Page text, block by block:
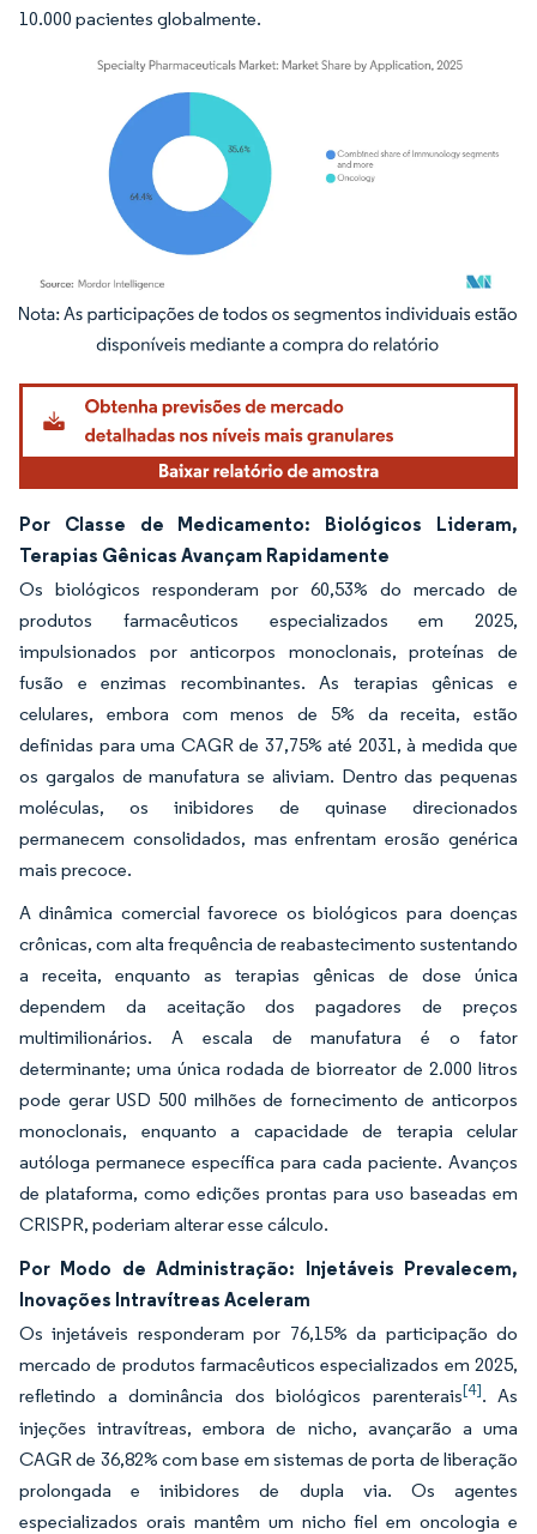
10.000 pacientes globalmente.
Imagem © Mordor Intelligence. O reuso requer atribuição conforme CC BY 4.0.
Por Classe de Medicamento: Biológicos Lideram,
Terapias Gênicas Avançam Rapidamente
Os biológicos responderam por 60,53% do mercado de
produtos farmacêuticos especializados em 2025,
impulsionados por anticorpos monoclonais, proteínas de
fusão e enzimas recombinantes. As terapias gênicas e
celulares, embora com menos de 5% da receita, estão
definidas para uma CAGR de 37,75% até 2031, à medida que
os gargalos de manufatura se aliviam. Dentro das pequenas
moléculas, os inibidores de quinase direcionados
permanecem consolidados, mas enfrentam erosão genérica
mais precoce.
A dinâmica comercial favorece os biológicos para doenças
crônicas, com alta frequência de reabastecimento sustentando
a receita, enquanto as terapias gênicas de dose única
dependem da aceitação dos pagadores de preços
multimilionários. A escala de manufatura é o fator
determinante; uma única rodada de biorreator de 2.000 litros
pode gerar USD 500 milhões de fornecimento de anticorpos
monoclonais, enquanto a capacidade de terapia celular
autóloga permanece específica para cada paciente. Avanços
de plataforma, como edições prontas para uso baseadas em
CRISPR, poderiam alterar esse cálculo.
Por Modo de Administração: Injetáveis Prevalecem,
Inovações Intravítreas Aceleram
Os injetáveis responderam por 76,15% da participação do
mercado de produtos farmacêuticos especializados em 2025,
refletindo a dominância dos biológicos parenterais[4]. As
injeções intravítreas, embora de nicho, avançarão a uma
CAGR de 36,82% com base em sistemas de porta de liberação
prolongada e inibidores de dupla via. Os agentes
especializados orais mantêm um nicho fiel em oncologia e